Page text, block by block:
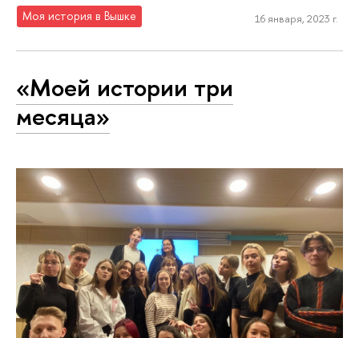
Моя история в Вышке 16 января, 2023 г.
«Моей истории три
месяца»